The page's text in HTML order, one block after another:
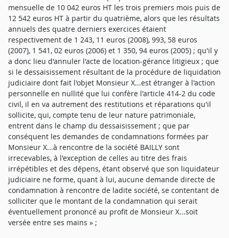
mensuelle de 10 042 euros HT les trois premiers mois puis de
12 542 euros HT à partir du quatrième, alors que les résultats
annuels des quatre derniers exercices étaient
respectivement de 1 243, 11 euros (2008), 993, 58 euros
(2007), 1 541, 02 euros (2006) et 1 350, 94 euros (2005) ; qu'il y
a donc lieu d'annuler l'acte de location-gérance litigieux ; que
si le dessaisissement résultant de la procédure de liquidation
judiciaire dont fait l'objet Monsieur X...est étranger à l'action
personnelle en nullité que lui confère l'article 414-2 du code
civil, il en va autrement des restitutions et réparations qu'il
sollicite, qui, compte tenu de leur nature patrimoniale,
entrent dans le champ du dessaisissement ; que par
conséquent les demandes de condamnations formées par
Monsieur X...à rencontre de la société BAILLY sont
irrecevables, à l'exception de celles au titre des frais
irrépétibles et des dépens, étant observé que son liquidateur
judiciaire ne forme, quant à lui, aucune demande directe de
condamnation à rencontre de ladite société, se contentant de
solliciter que le montant de la condamnation qui serait
éventuellement prononcé au profit de Monsieur X...soit
versée entre ses mains » ;